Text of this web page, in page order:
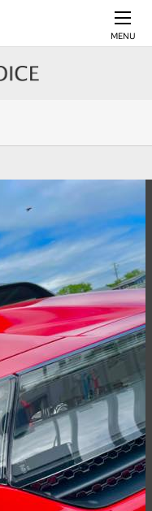
MENU